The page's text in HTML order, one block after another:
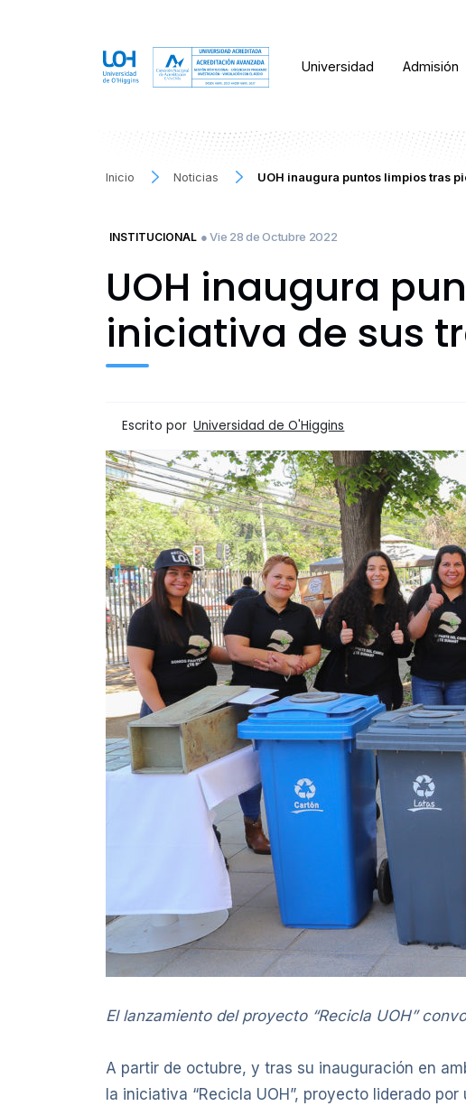
Universidad Admisión
Inicio Noticias UOH inaugura puntos limpios tras
INSTITUCIONAL ● Vie 28 de Octubre 2022
UOH inaugura
iniciativa de sus
Escrito por Universidad de O'Higgins
El lanzamiento del proyecto “Recicla UOH”
A partir de octubre, y tras su inauguración en
la iniciativa “Recicla UOH”, proyecto liderado